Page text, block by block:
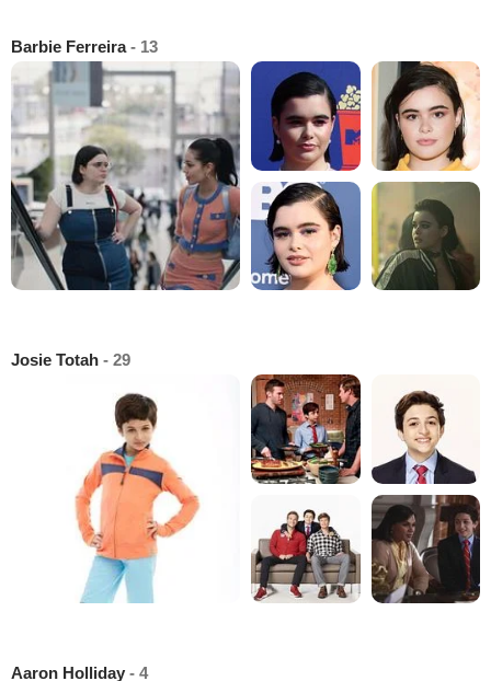
Barbie Ferreira- 13
Josie Totah - 29
Aaron Holliday - 4